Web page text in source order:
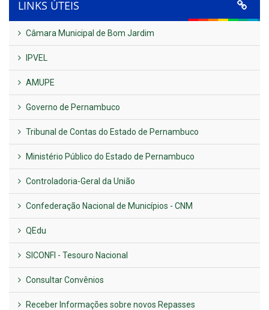
LINKS ÚTEIS
Câmara Municipal de Bom Jardim
IPVEL
AMUPE
Governo de Pernambuco
Tribunal de Contas do Estado de Pernambuco
Ministério Público do Estado de Pernambuco
Controladoria-Geral da União
Confederação Nacional de Municípios - CNM
QEdu
SICONFI - Tesouro Nacional
Consultar Convênios
Receber Informações sobre novos Repasses